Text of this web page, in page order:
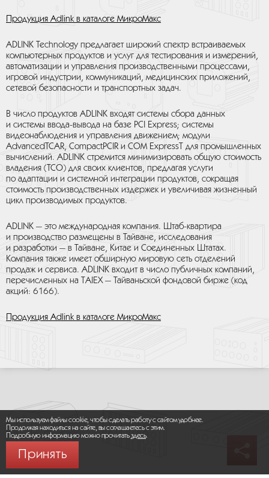
Продукция Adlink в каталоге МикроМакс
ADLINK Technology предлагает широкий спектр встраиваемых
компьютерных продуктов и услуг для тестирования и измерений,
автоматизации и управления производственными процессами,
игровой индустрии, коммуникаций, медицинских приложений,
сетевой безопасности и транспортных задач.
В число продуктов ADLINK входят системы сбора данных
и системы ввода-вывода на базе PCI Express; системы
видеонаблюдения и управления движением; модули
AdvancedTCAR, CompactPCIR и COM ExpressT для промышленных
вычислений. ADLINK стремится минимизировать общую стоимость
владения (TCO) для своих клиентов, предлагая услуги
по адаптации и системной интеграции продуктов, сокращая
стоимость производственных издержек и увеличивая жизненный
цикл производимых продуктов.
ADLINK — это международная компания. Штаб-квартира
и производство размещены в Тайване, исследования
и разработки — в Тайване, Китае и Соединенных Штатах.
Компания также имеет обширную мировую сеть отделений
продаж и сервиса. ADLINK входит в число публичных компаний,
перечисленных на TAIEX — Тайваньской фондовой бирже (код
акций: 6166).
Продукция Adlink в каталоге МикроМакс
Мы используем файлы cookie, чтобы сделать работу с сайтом удобнее.
Продолжая находиться на сайте, вы соглашаетесь с этим.
Подробную информацию можно прочитатьздесь.
Принять